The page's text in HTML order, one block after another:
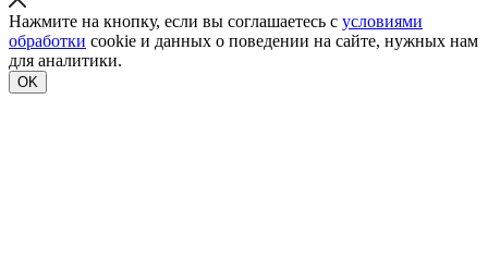
Нажмите на кнопку, если вы соглашаетесь с условиями
обработки cookie и данных о поведении на сайте, нужных нам
для аналитики.
OK